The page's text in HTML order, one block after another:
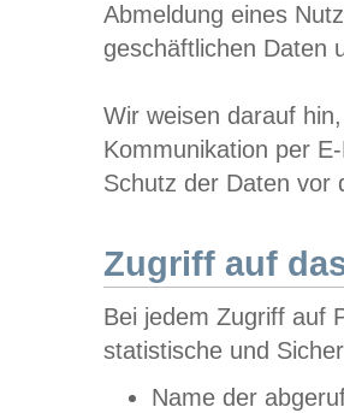
Abmeldung eines
geschäftlichen Daten
Wir weisen darauf
Kommunikation per
Schutz der Daten vor
Zugriff auf
Bei jedem Zugriff auf
statistische und
Name der